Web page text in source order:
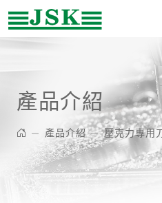
產品介紹
產品介紹 壓克力專用